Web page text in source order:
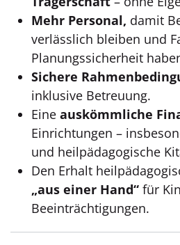
Mehr Personal, damit
verlässlich bleiben und
Planungssicherheit
Sichere
inklusive Betreuung.
Eine auskömmliche
Einrichtungen –
und heilpädagogische
Den Erhalt
„aus einer Hand“ für
Beeinträchtigungen.